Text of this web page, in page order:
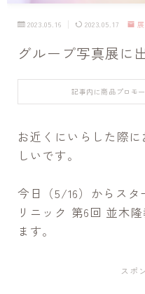
2023.05.16 2023.05.17
グループ写真展に
記事内に商品プロモ
お近くにいらした際
しいです。
今日（5/16）からスタ
リニック 第6回 並木
ます。
スポ